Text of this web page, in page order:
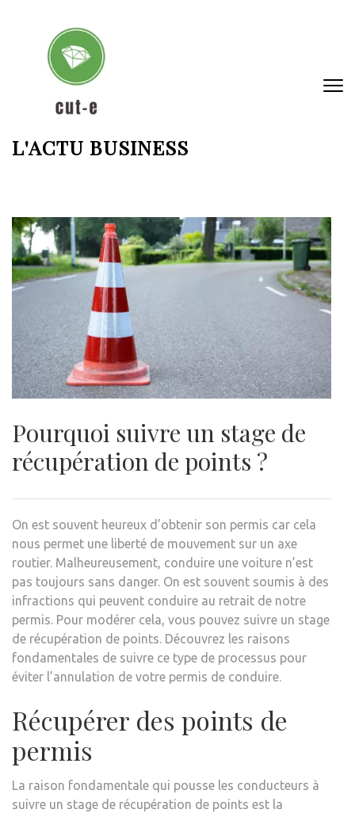
L'ACTU BUSINESS
Pourquoi suivre un stage de
récupération de points ?
On est souvent heureux d’obtenir son permis car cela
nous permet une liberté de mouvement sur un axe
routier. Malheureusement, conduire une voiture n’est
pas toujours sans danger. On est souvent soumis à des
infractions qui peuvent conduire au retrait de notre
permis. Pour modérer cela, vous pouvez suivre un stage
de récupération de points. Découvrez les raisons
fondamentales de suivre ce type de processus pour
éviter l’annulation de votre permis de conduire.
Récupérer des points de
permis
La raison fondamentale qui pousse les conducteurs à
suivre un stage de récupération de points est la